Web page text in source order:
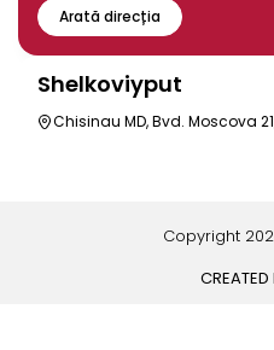
Arată direcția
Shelkoviyput
Chisinau MD, Bvd. Moscova
Copyright
CREATED